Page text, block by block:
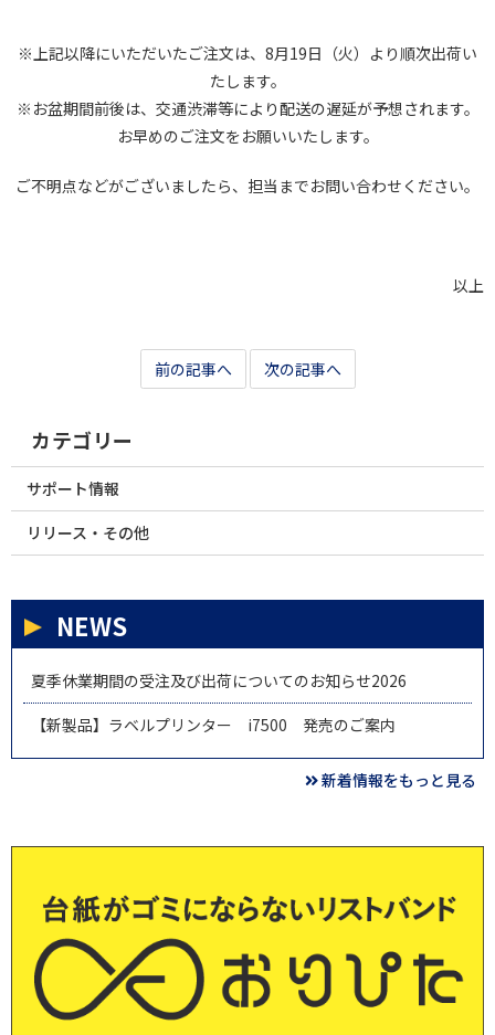
※上記以降にいただいたご注文は、8月19日（火）より順次出荷い
たします。
※お盆期間前後は、交通渋滞等により配送の遅延が予想されます。
お早めのご注文をお願いいたします。
ご不明点などがございましたら、担当までお問い合わせください。
以上
前の記事へ 次の記事へ
カテゴリー
サポート情報
リリース・その他
NEWS
夏季休業期間の受注及び出荷についてのお知らせ2026
【新製品】ラベルプリンター i7500 発売のご案内
新着情報をもっと見る